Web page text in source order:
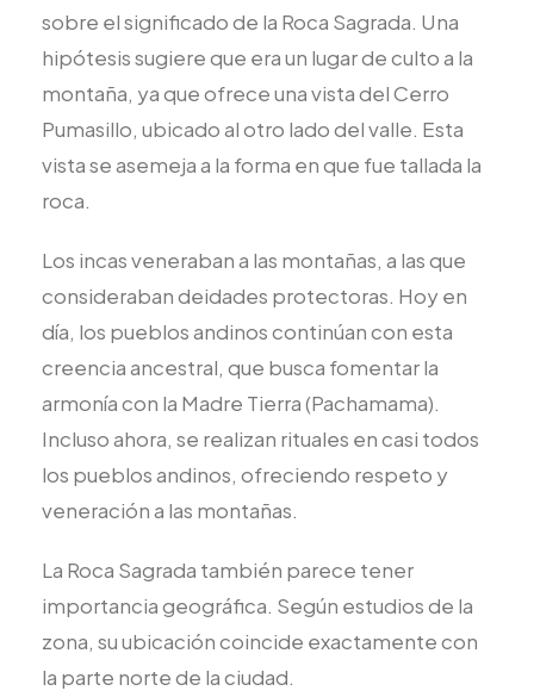
sobre el significado de la Roca Sagrada. Una
hipótesis sugiere que era un lugar de culto a la
montaña, ya que ofrece una vista del Cerro
Pumasillo, ubicado al otro lado del valle. Esta
vista se asemeja a la forma en que fue tallada la
roca.
Los incas veneraban a las montañas, a las que
consideraban deidades protectoras. Hoy en
día, los pueblos andinos continúan con esta
creencia ancestral, que busca fomentar la
armonía con la Madre Tierra (Pachamama).
Incluso ahora, se realizan rituales en casi todos
los pueblos andinos, ofreciendo respeto y
veneración a las montañas.
La Roca Sagrada también parece tener
importancia geográfica. Según estudios de la
zona, su ubicación coincide exactamente con
la parte norte de la ciudad.